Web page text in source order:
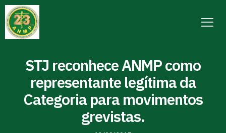
STJ reconhece ANMP como
representante legítima da
Categoria para movimentos
grevistas.